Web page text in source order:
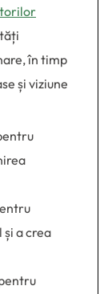
în timp
și viziune
a crea